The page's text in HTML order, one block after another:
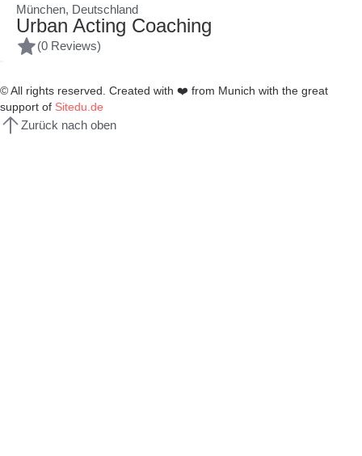
München, Deutschland
Urban Acting Coaching
(0 Reviews)
© All rights reserved. Created with ❤️ from Munich with the great
support of Sitedu.de
Zurück nach oben